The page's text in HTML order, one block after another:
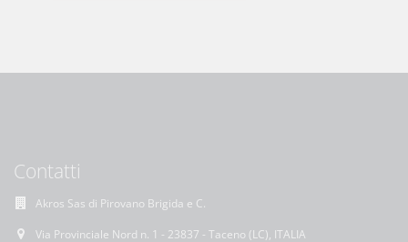
Contatti
Akros Sas di Pirovano Brigida e C.
Via Provinciale Nord n. 1 - 23837 - Taceno (LC), ITALIA